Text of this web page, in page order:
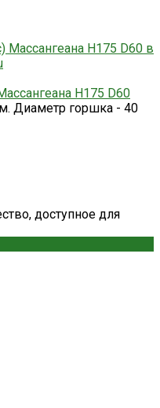
H175 D60
Диаметр горшка - 40
доступное для